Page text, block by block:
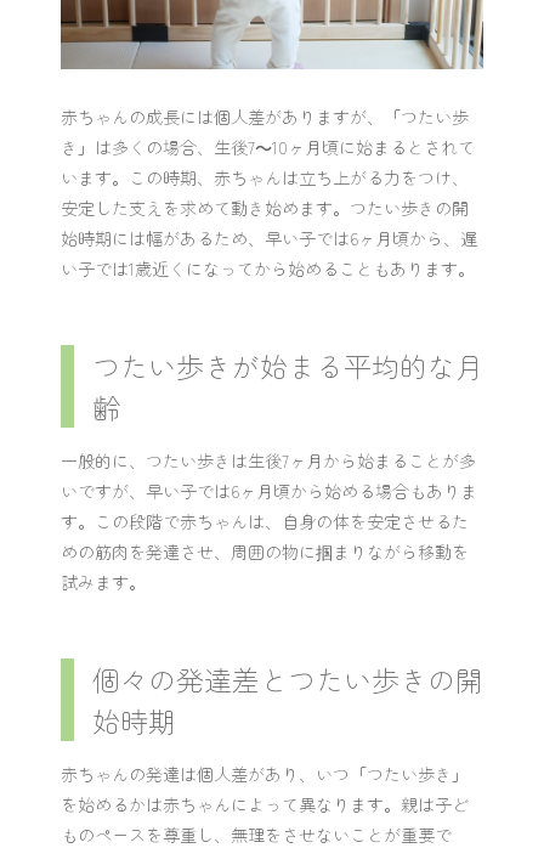
赤ちゃんの成長には個人差がありますが、「つたい歩
き」は多くの場合、生後7～10ヶ月頃に始まるとされて
います。この時期、赤ちゃんは立ち上がる力をつけ、
安定した支えを求めて動き始めます。つたい歩きの開
始時期には幅があるため、早い子では6ヶ月頃から、遅
い子では1歳近くになってから始めることもあります。
つたい歩きが始まる平均的な月
齢
一般的に、つたい歩きは生後7ヶ月から始まることが多
いですが、早い子では6ヶ月頃から始める場合もありま
す。この段階で赤ちゃんは、自身の体を安定させるた
めの筋肉を発達させ、周囲の物に掴まりながら移動を
試みます。
個々の発達差とつたい歩きの開
始時期
赤ちゃんの発達は個人差があり、いつ「つたい歩き」
を始めるかは赤ちゃんによって異なります。親は子ど
ものペースを尊重し、無理をさせないことが重要で